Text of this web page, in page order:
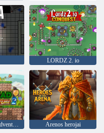
LORDZ 2. io
„Dino Squad Adventure 2“ Arenos herojai